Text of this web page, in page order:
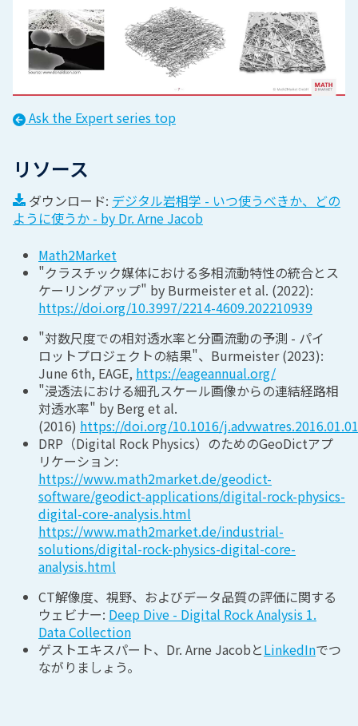
Ask the Expertseries top
リソース
ダウンロード: デジタル岩相学 - いつ使うべきか、どの
ように使うか - by Dr. Arne Jacob
Math2Market
"クラスチック媒体における多相流動特性の統合とス
ケーリングアップ" by Burmeister et al. (2022):
https://doi.org/10.3997/2214-4609.202210939
"対数尺度での相対透水率と分画流動の予測 - パイ
ロットプロジェクトの結果"、Burmeister (2023):
June 6th, EAGE, https://eageannual.org/
"浸透法における細孔スケール画像からの連結経路相
対透水率" by Berg et al.
(2016) https://doi.org/10.1016/
DRP（Digital Rock Physics）のためのGeoDictアプ
リケーション:
https://www.math2market.de/geodict-
software/geodict-applications/digital-rock-physics-
digital-core-analysis.html
https://www.math2market.de/industrial-
solutions/digital-rock-physics-digital-core-
analysis.html
CT解像度、視野、およびデータ品質の評価に関する
ウェビナー: Deep Dive - Digital Rock Analysis 1.
Data Collection
ゲストエキスパート、Dr. Arne JacobとLinkedInでつ
ながりましょう。